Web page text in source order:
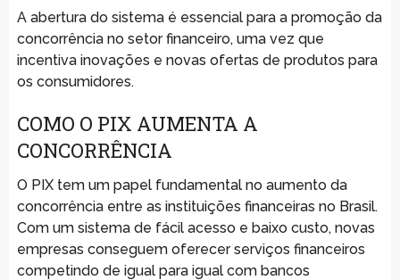
A abertura do sistema é essencial para a promoção da
concorrência no setor financeiro, uma vez que
incentiva inovações e novas ofertas de produtos para
os consumidores.
COMO O PIX AUMENTA A
CONCORRÊNCIA
O PIX tem um papel fundamental no aumento da
concorrência entre as instituições financeiras no Brasil.
Com um sistema de fácil acesso e baixo custo, novas
empresas conseguem oferecer serviços financeiros
competindo de igual para igual com bancos